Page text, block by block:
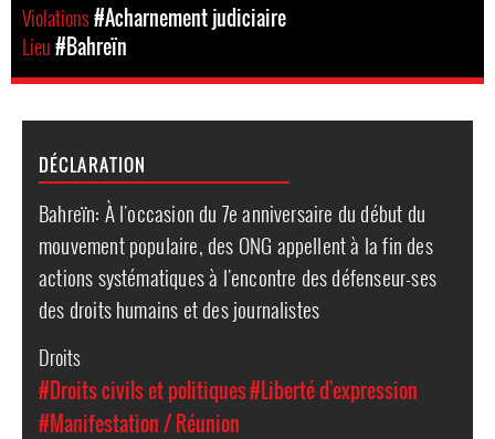
Violations#Acharnement judiciaire
Lieu#Bahreïn
DÉCLARATION
Bahreïn: À l'occasion du 7e anniversaire du début du
mouvement populaire, des ONG appellent à la fin des
actions systématiques à l'encontre des défenseur-ses
des droits humains et des journalistes
Droits
#Droits civils et politiques#Liberté d'expression
#Manifestation / Réunion